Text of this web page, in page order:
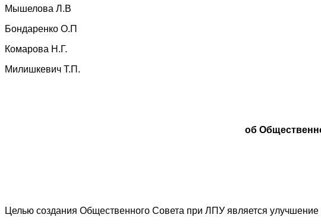
Мышелова Л.В
Бондаренко О.П
Комарова Н.Г.
Милишкевич Т.П.
об
Целью создания Общественного Совета при ЛПУ является